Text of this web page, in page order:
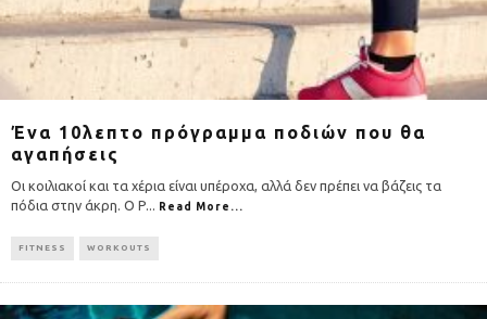
Ένα 10λεπτο πρόγραμμα ποδιών που θα
αγαπήσεις
Οι κοιλιακοί και τα χέρια είναι υπέροχα, αλλά δεν πρέπει να βάζεις τα
πόδια στην άκρη. Ο P... Read More...
FITNESS WORKOUTS